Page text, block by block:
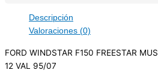
Descripción
Valoraciones (0)
FORD WINDSTAR F150 FREESTAR
12 VAL 95/07